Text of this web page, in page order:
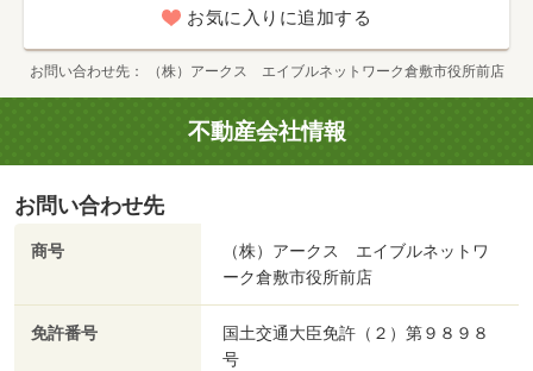
お気に入りに追加する
お問い合わせ先 （株）アークス エイブルネットワーク倉敷市役所前店
不動産会社情報
お問い合わせ先
商号
（株）アークス エイブルネットワ
ーク倉敷市役所前店
免許番号
国土交通大臣免許（２）第９８９８
号